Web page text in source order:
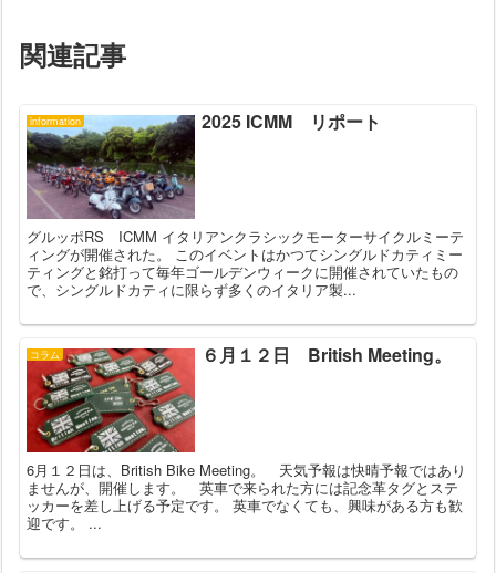
関連記事
information 2025 ICMM リポート
グルッポRS ICMM イタリアンクラシックモーターサイクルミーテ
ィングが開催された。 このイベントはかつてシングルドカティミー
ティングと銘打って毎年ゴールデンウィークに開催されていたもの
で、シングルドカティに限らず多くのイタリア製...
コラム ６月１２日 British Meeting。
6月１２日は、British Bike Meeting。 天気予報は快晴予報ではあり
ませんが、開催します。 英車で来られた方には記念革タグとステ
ッカーを差し上げる予定です。 英車でなくても、興味がある方も歓
迎です。 ...